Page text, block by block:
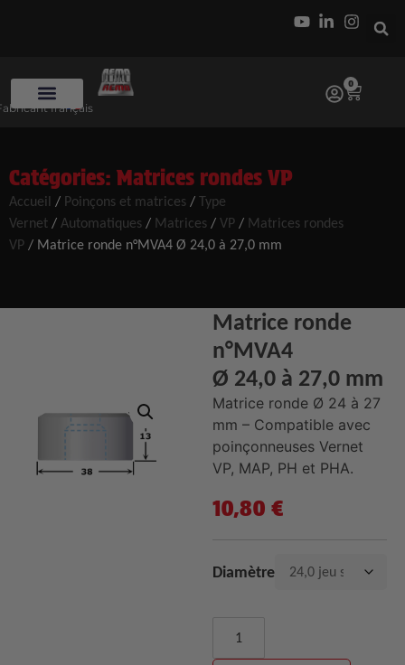
français
0
Catégories: Matrices rondes VP
Accueil / Poinçons et matrices / Type
Vernet / Automatiques / Matrices / VP / Matrices rondes
VP / Matrice ronde n°MVA4 Ø 24,0 à 27,0 mm
Matrice ronde
n°MVA4
Ø 24,0 à 27,0 mm
Matrice ronde Ø 24 à 27
mm – Compatible avec
poinçonneuses Vernet
VP, MAP, PH et PHA.
10,80 €
Diamètre